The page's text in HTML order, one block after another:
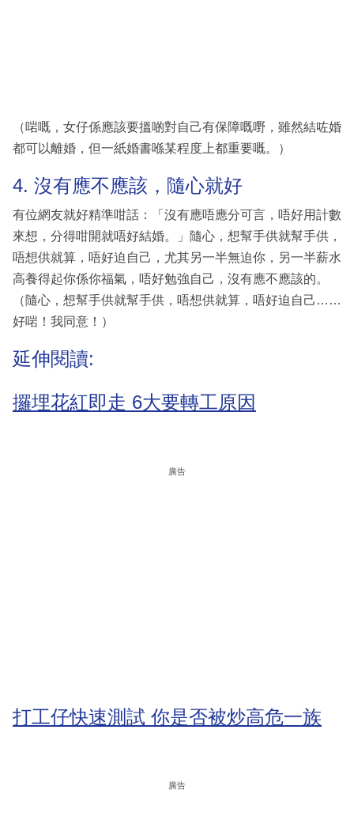
（啱嘅，女仔係應該要搵啲對自己有保障嘅嘢，雖然結咗婚
都可以離婚，但一紙婚書喺某程度上都重要嘅。）
4. 沒有應不應該，隨心就好
有位網友就好精準咁話：「沒有應唔應分可言，唔好用計數
來想，分得咁開就唔好結婚。」隨心，想幫手供就幫手供，
唔想供就算，唔好迫自己，尤其另一半無迫你，另一半薪水
高養得起你係你福氣，唔好勉強自己，沒有應不應該的。
（隨心，想幫手供就幫手供，唔想供就算，唔好迫自己……
好啱！我同意！）
延伸閱讀:
攞埋花紅即走 6大要轉工原因
廣告
打工仔快速測試 你是否被炒高危一族
廣告